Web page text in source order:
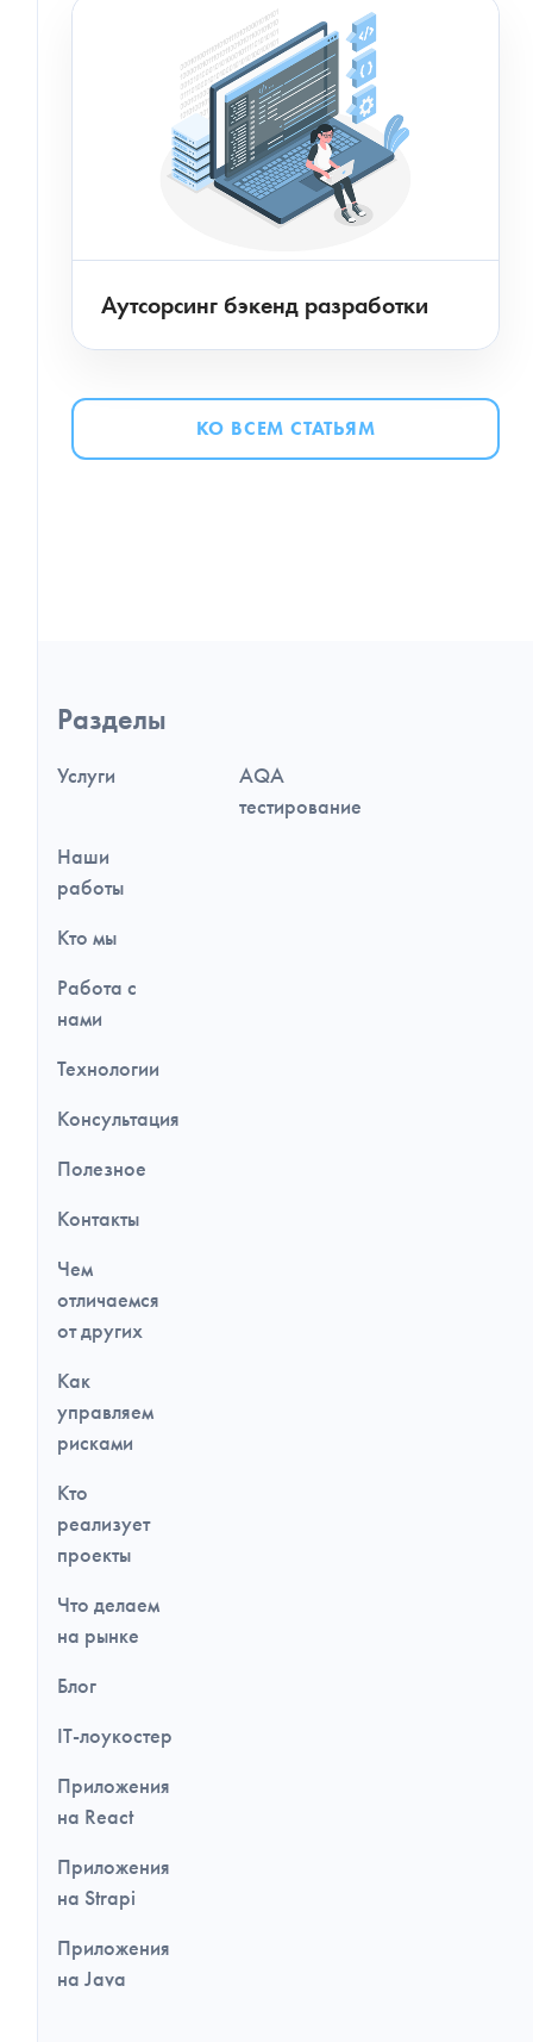
Аутсорсинг бэкенд разработки
КО ВСЕМ СТАТЬЯМ
Навигация
по
и
дополнительная
Разделы
Услуги
Наши
работы
Кто мы
Работа с
нами
Технологии
Консультация
Полезное
Контакты
Чем
отличаемся
от других
Как
управляем
рисками
Кто
реализует
проекты
Что делаем
на рынке
Блог
IT-лоукостер
Приложения
на React
Приложения
на Strapi
Приложения
на Java
AQA
тестирование